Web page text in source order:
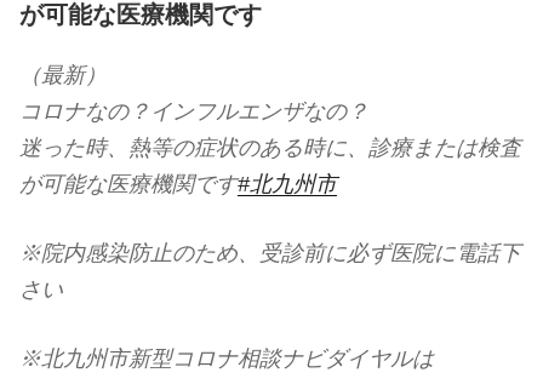
が可能な医療機関です
（最新）
コロナなの？インフルエンザなの？
迷った時、熱等の症状のある時に、診療または検査
が可能な医療機関です#北九州市
※院内感染防止のため、受診前に必ず医院に電話下
さい
※北九州市新型コロナ相談ナビダイヤルは